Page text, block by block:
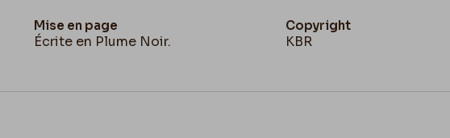
Mise en page
Écrite en Plume Noir.
Copyright
KBR